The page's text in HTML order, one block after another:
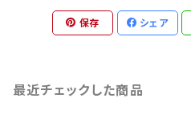
保存 シェア
最近チェックした商品